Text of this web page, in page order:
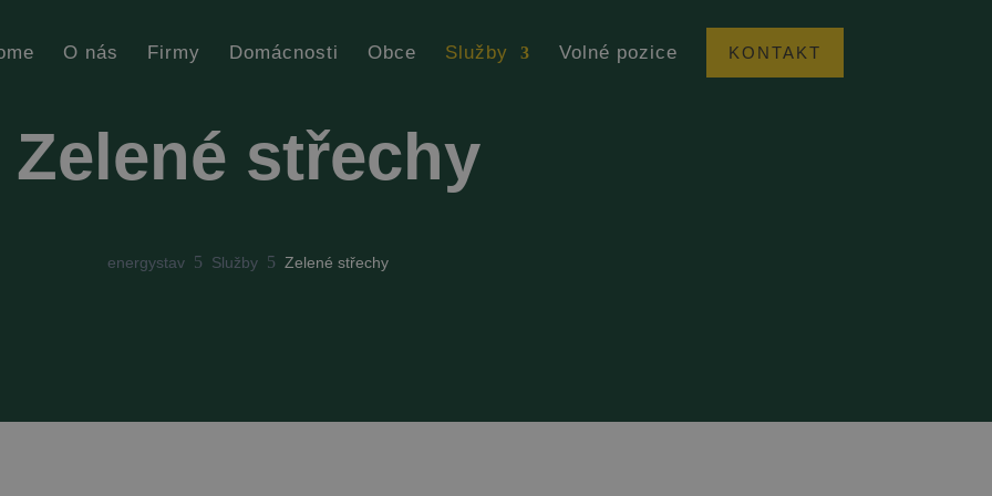
O nás Firmy Domácnosti Obce Služby Volné pozice KONTAKT
Zelené střechy
energystav 5 Služby 5 Zelené střechy